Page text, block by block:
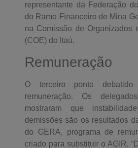
representante da Federação
do Ramo Financeiro de Mina
na Comissão de Organizados
(COE) do Itaú.
Remuneração
O terceiro ponto
remuneração. Os
mostraram que
demissões são os resultados
do GERA, programa de
criado para substituir o AGIR.